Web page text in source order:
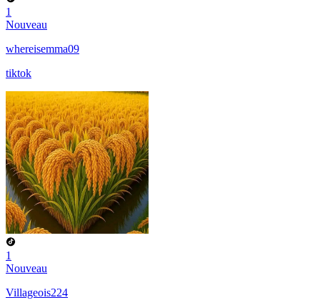
1
Nouveau
whereisemma09
tiktok
1
Nouveau
Villageois224